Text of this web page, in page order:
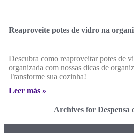
Reaproveite potes de vidro na
Descubra como reaproveitar potes de
organizada com nossas dicas de
Transforme sua cozinha!
Leer más »
Archives for Despensa